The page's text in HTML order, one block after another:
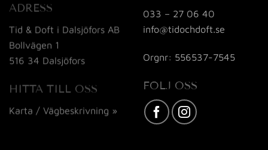
ADRESS
Tid & Doft i Dalsjöfors AB
Bollvägen 1
516 34 Dalsjöfors
HITTA TILL OSS
Karta / Vägbeskrivning »
033 – 27 06 40
info@tidochdoft.se
Orgnr: 556537-7545
FÖLJ OSS